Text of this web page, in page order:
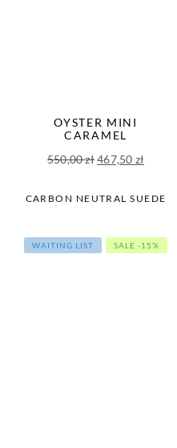
OYSTER MINI
CARAMEL
550,00złPierwotna
wynosiła:
467,50 zł
wynosi:
CARBON NEUTRAL SUEDE
WAITING LIST SALE -15%